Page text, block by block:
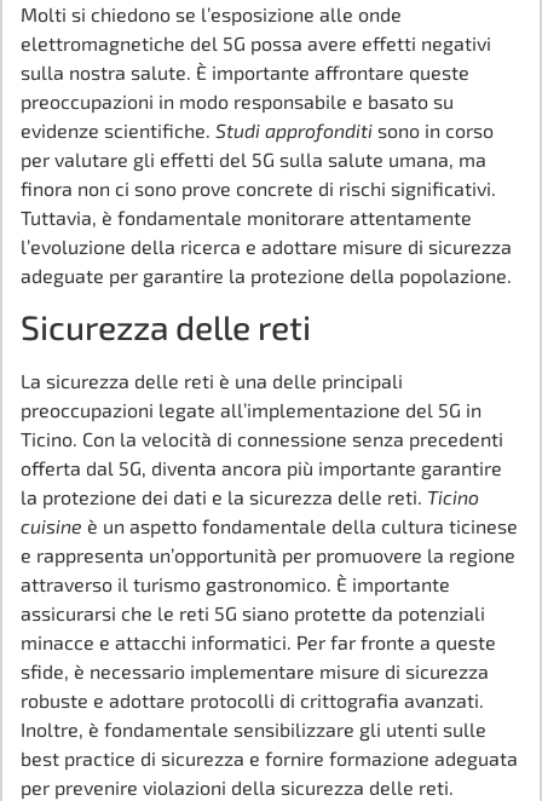
Molti si chiedono se l’esposizione alle onde
elettromagnetiche del 5G possa avere effetti negativi
sulla nostra salute. È importante affrontare queste
preoccupazioni in modo responsabile e basato su
evidenze scientifiche. Studi approfonditi sono in corso
per valutare gli effetti del 5G sulla salute umana, ma
finora non ci sono prove concrete di rischi significativi.
Tuttavia, è fondamentale monitorare attentamente
l’evoluzione della ricerca e adottare misure di sicurezza
adeguate per garantire la protezione della popolazione.
Sicurezza delle reti
La sicurezza delle reti è una delle principali
preoccupazioni legate all’implementazione del 5G in
Ticino. Con la velocità di connessione senza precedenti
offerta dal 5G, diventa ancora più importante garantire
la protezione dei dati e la sicurezza delle reti. Ticino
cuisine è un aspetto fondamentale della cultura ticinese
e rappresenta un’opportunità per promuovere la regione
attraverso il turismo gastronomico. È importante
assicurarsi che le reti 5G siano protette da potenziali
minacce e attacchi informatici. Per far fronte a queste
sfide, è necessario implementare misure di sicurezza
robuste e adottare protocolli di crittografia avanzati.
Inoltre, è fondamentale sensibilizzare gli utenti sulle
best practice di sicurezza e fornire formazione adeguata
per prevenire violazioni della sicurezza delle reti.